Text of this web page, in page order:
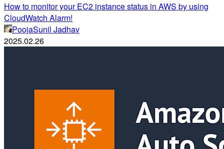
How to monitor your EC2 instance status in AWS by using
CloudWatch Alarm!
PoojaSunil Jadhav
2025.02.26